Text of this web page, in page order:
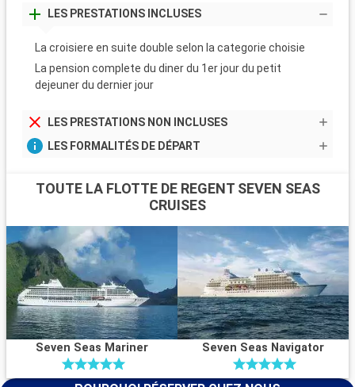
LES PRESTATIONS INCLUSES
La croisiere en suite double selon la categorie choisie
La pension complete du diner du 1er jour du petit
dejeuner du dernier jour
LES PRESTATIONS NON INCLUSES
LES FORMALITÉS DE DÉPART
TOUTE LA FLOTTE DE REGENT SEVEN SEAS
CRUISES
Seven Seas Mariner Seven Seas Navigator